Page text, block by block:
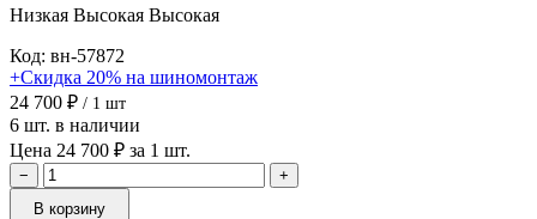
Низкая Высокая Высокая
Код: вн-57872
+Скидка 20% на шиномонтаж
24 700 ₽ / 1 шт
6 шт. в наличии
Цена 24 700 ₽ за 1 шт.
−
+
В корзину